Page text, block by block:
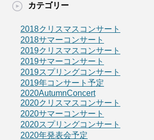
カテゴリー
2018クリスマスコンサート
2018サマーコンサート
2019クリスマスコンサート
2019サマーコンサート
2019スプリングコンサート
2019年コンサート予定
2020AutumnConcert
2020クリスマスコンサート
2020サマーコンサート
2020スプリングコンサート
2020年発表会予定